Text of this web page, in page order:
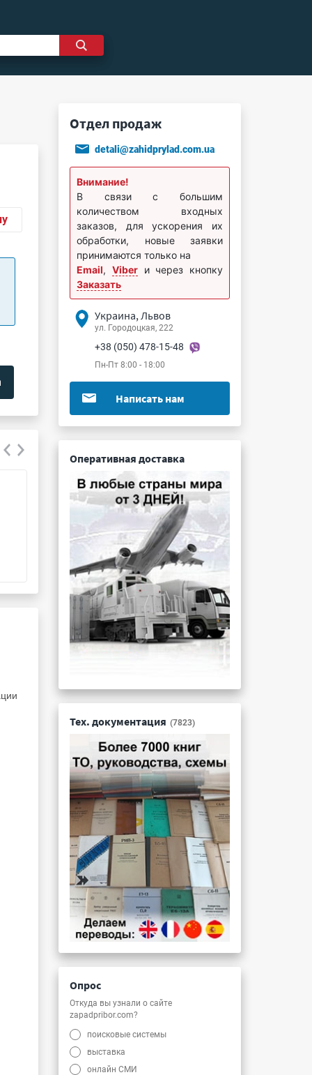
BLY3-3C-S-24VDC
Подробнее ...
Отдел продаж
detali@zahidprylad.com.ua
Внимание!
В связи с большим
количеством входных
заказов, для ускорения их
обработки, новые заявки
принимаются только на
Email, Viberи через кнопку
Заказать
Украина, Львов
ул. Городоцкая, 222
+38 (050) 478-15-48
Пн-Пт 8:00 - 18:00
Написать нам
Оперативная доставка
Тех. документация (7823)
Опрос
Откуда вы узнали о сайте
zapadpribor.com?
поисковые системы
выставка
онлайн СМИ